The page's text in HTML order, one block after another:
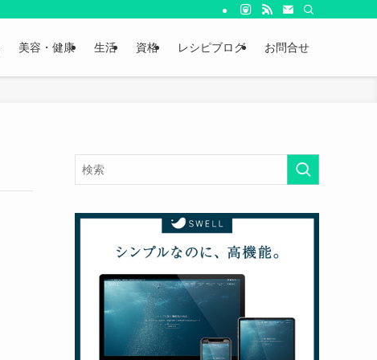
美容・健康 生活 資格 レシピブログ お問合せ